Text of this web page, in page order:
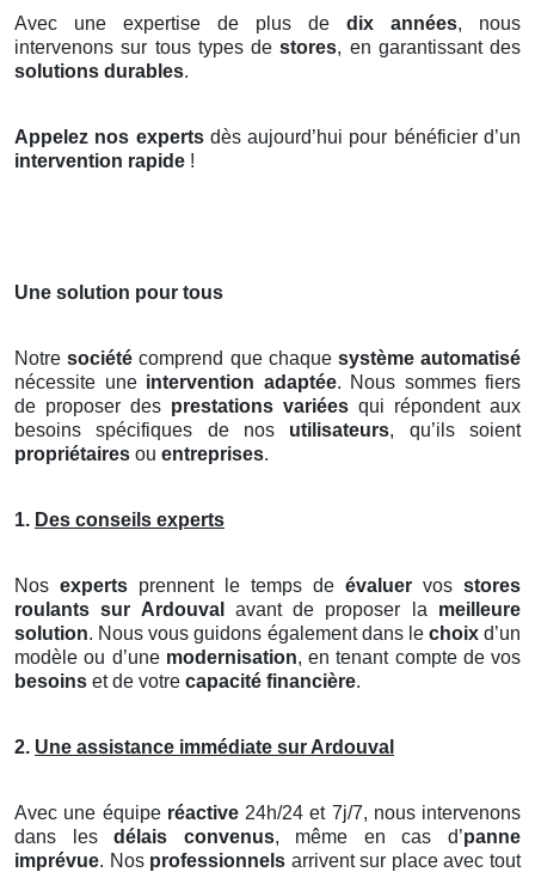
Avec une expertise de plus de dix années, nous
intervenons sur tous types destores, en garantissant des
solutions durables.
Appelez nos expertsdès aujourd’hui pour bénéficier d’un
intervention rapide !
Une solution pour tous
Notresociété comprend que chaque système automatisé
nécessite une intervention adaptée. Nous sommes fiers
de proposer des prestations variées qui répondent aux
besoins spécifiques de nos utilisateurs, qu’ils soient
propriétaires ou entreprises.
1. Des conseils experts
Nos experts prennent le temps de évaluer vos stores
roulants sur Ardouval avant de proposer la meilleure
solution. Nous vous guidons également dans le choixd’un
modèle ou d’une modernisation, en tenant compte de vos
besoins et de votre capacité financière.
2. Une assistance immédiate sur Ardouval
Avec une équipe réactive24h/24 et 7j/7, nous intervenons
dans lesdélais convenus, même en cas d’panne
imprévue. Nos professionnels arrivent sur place avec tout